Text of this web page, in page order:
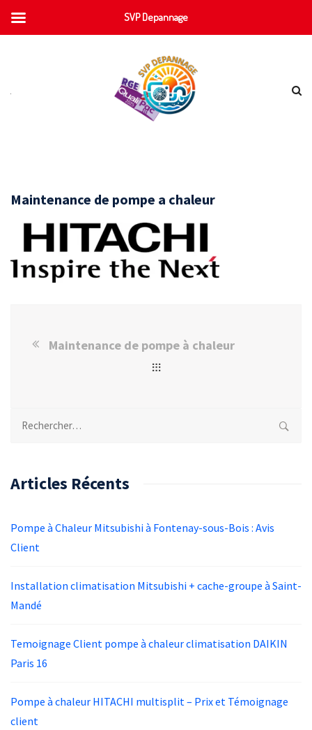
Maintenance de pompe a chaleur
Maintenance de pompe à chaleur
Rechercher :
Articles Récents
Pompe à Chaleur Mitsubishi à Fontenay-sous-Bois : Avis
Client
Installation climatisation Mitsubishi + cache-groupe à Saint-
Mandé
Temoignage Client pompe à chaleur climatisation DAIKIN
Paris 16
Pompe à chaleur HITACHI multisplit – Prix et Témoignage
client
SVP Depannage